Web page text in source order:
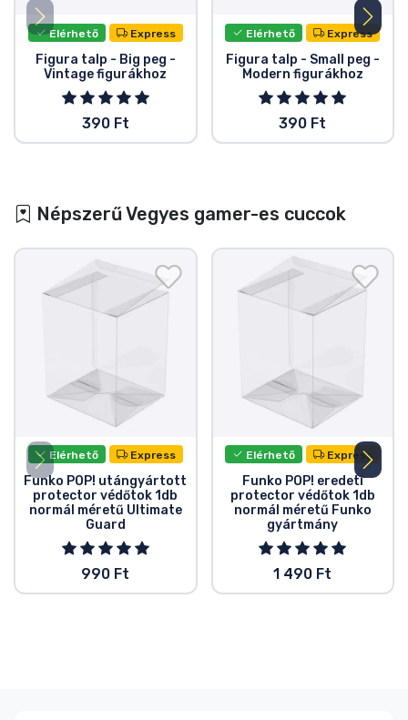
Elérhető Express
Figura talp - Big peg -
Vintage figurákhoz
390 Ft
Elérhető Express
Figura talp - Small peg -
Modern figurákhoz
390 Ft
Népszerű Vegyes gamer-es cuccok
Elérhető Express
Funko POP! utángyártott
protector védőtok 1db
normál méretű Ultimate
Guard
990 Ft
Elérhető Express
Funko POP! eredeti
protector védőtok 1db
normál méretű Funko
gyártmány
1 490 Ft